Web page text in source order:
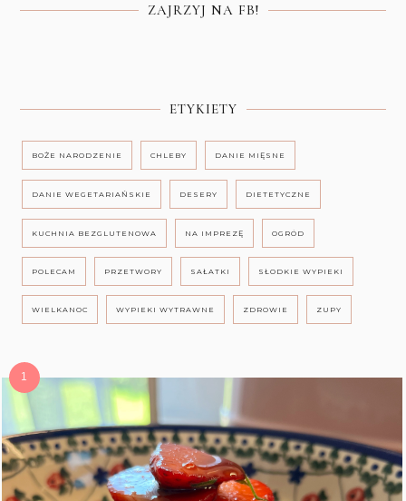
ZAJRZYJ NA FB!
ETYKIETY
BOŻE NARODZENIE CHLEBY DANIE MIĘSNE
DANIE WEGETARIAŃSKIE DESERY DIETETYCZNE
KUCHNIA BEZGLUTENOWA NA IMPREZĘ OGRÓD
POLECAM PRZETWORY SAŁATKI SŁODKIE WYPIEKI
WIELKANOC WYPIEKI WYTRAWNE ZDROWIE ZUPY